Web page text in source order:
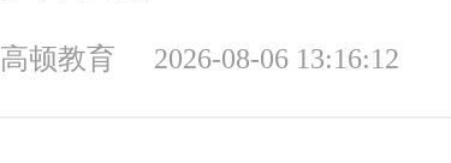
高顿教育 2026-08-06 13:16:12